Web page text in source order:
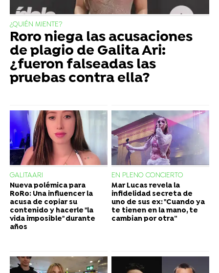
¿QUIÉN MIENTE?
Roro niega las acusaciones
de plagio de Galita Ari:
¿fueron falseadas las
pruebas contra ella?
GALITAARI
Nueva polémica para
RoRo: Una influencer la
acusa de copiar su
contenido y hacerle "la
vida imposible" durante
años
EN PLENO CONCIERTO
Mar Lucas revela la
infidelidad secreta de
uno de sus ex: "Cuando ya
te tienen en la mano, te
cambian por otra”